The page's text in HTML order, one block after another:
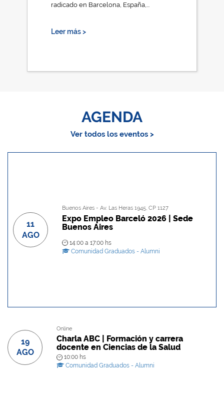
radicado en Barcelona, España,...
Leer más >
AGENDA
Ver todos los eventos >
11
AGO
Buenos Aires - Av. Las Heras 1945, CP 1127
Expo Empleo Barceló 2026 | Sede
Buenos Aires
14:00 a 17:00 hs
Comunidad Graduados - Alumni
19
AGO
Online
Charla ABC | Formación y carrera
docente en Ciencias de la Salud
10:00 hs
Comunidad Graduados - Alumni